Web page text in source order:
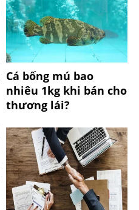
Cá bống mú bao
nhiêu 1kg khi bán cho
thương lái?